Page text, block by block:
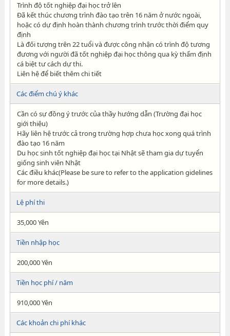
Trình độ tốt nghiệp đại học trở lên
Đã kết thúc chương trình đào tạo trên 16 năm ở nước ngoài,
hoặc có dự định hoàn thành chương trình trước thời điểm quy
định
Là đối tượng trên 22 tuổi và được công nhận có trình độ tương
đương với người đã tốt nghiệp đại học thông qua kỳ thẩm định
cá biệt tư cách dự thi.
Liên hệ để biết thêm chi tiết
Các điểm chú ý khác
Cần có sự đồng ý trước của thầy hướng dẫn (Trường đại học
giới thiệu)
Hãy liên hệ trước cả trong trường hợp chưa học xong quá trình
đào tạo 16 năm
Du học sinh tốt nghiệp đại học tại Nhật sẽ tham gia dự tuyển
giống sinh viên Nhật
Các điều khác(Please be sure to refer to the application gidelines
for more details.)
Lệ phí thi
35,000 Yên
Tiền nhập học
200,000 Yên
Tiền học phí / năm
910,000 Yên
Các khoản chi phí khác